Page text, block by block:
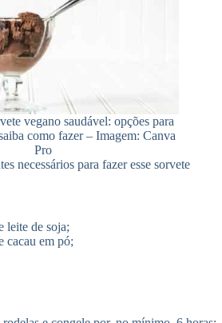
vegano saudável: opções para
como fazer – Imagem: Canva
Pro
necessários para fazer esse sorvete
leite de soja;
cacau em pó;